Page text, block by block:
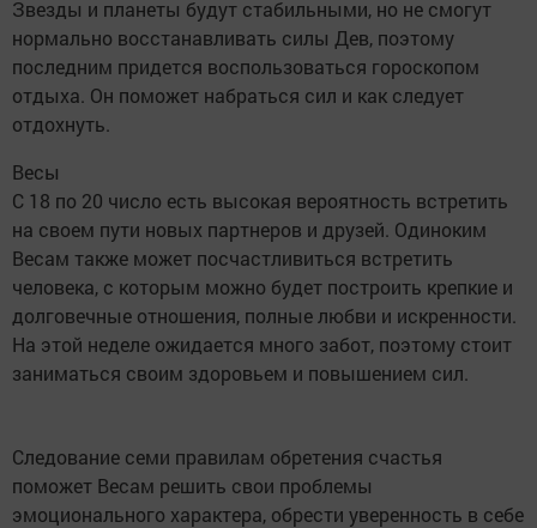
Звезды и планеты будут стабильными, но не смогут
нормально восстанавливать силы Дев, поэтому
последним придется воспользоваться гороскопом
отдыха. Он поможет набраться сил и как следует
отдохнуть.
Весы
С 18 по 20 число есть высокая вероятность встретить
на своем пути новых партнеров и друзей. Одиноким
Весам также может посчастливиться встретить
человека, с которым можно будет построить крепкие и
долговечные отношения, полные любви и искренности.
На этой неделе ожидается много забот, поэтому стоит
заниматься своим здоровьем и повышением сил.
Следование семи правилам обретения счастья
поможет Весам решить свои проблемы
эмоционального характера, обрести уверенность в себе